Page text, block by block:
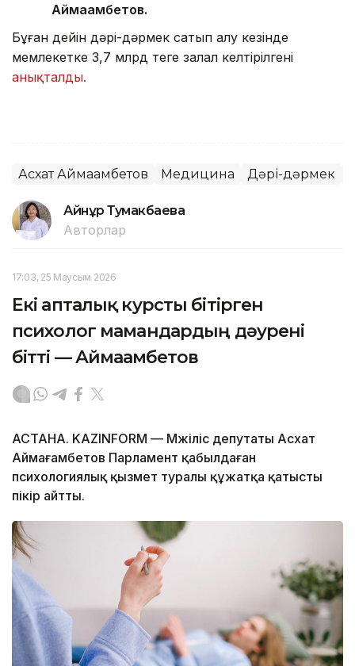
Аймағамбетов.
Бұған дейін дәрі-дәрмек сатып алу кезінде
мемлекетке 3,7 млрд теңге залал келтірілгені
анықталды.
Асхат Аймағамбетов Медицина Дәрі-дәрмек
Айнұр Тумакбаева
Авторлар
17:03, 25 Маусым 2026
Екі апталық курсты бітірген
психолог мамандардың дәурені
бітті — Аймағамбетов
АСТАНА. KAZINFORM — Мәжіліс депутаты Асхат
Аймағамбетов Парламент қабылдаған
психологиялық қызмет туралы құжатқа қатысты
пікір айтты.